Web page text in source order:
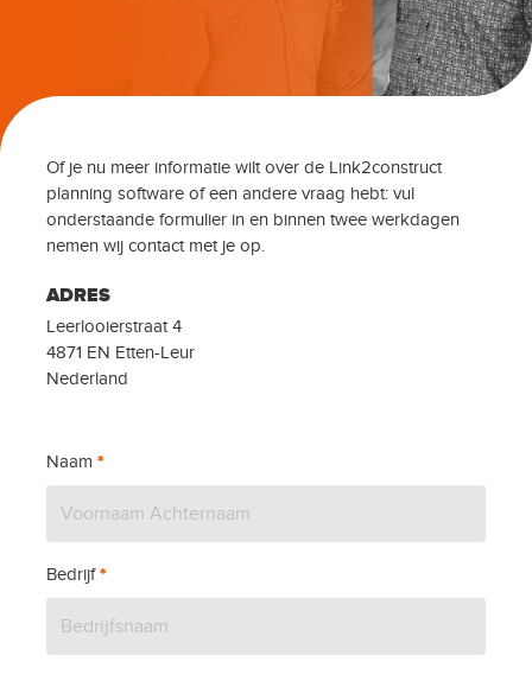
Of je nu meer informatie wilt over de Link2construct
planning software of een andere vraag hebt: vul
onderstaande formulier in en binnen twee werkdagen
nemen wij contact met je op.
ADRES
Leerlooierstraat 4
4871 EN Etten-Leur
Nederland
Naam *
Bedrijf*